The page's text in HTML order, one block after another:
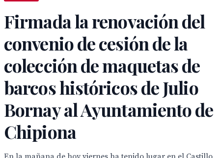
Firmada la renovación del
convenio de cesión de la
colección de maquetas de
barcos históricos de Julio
Bornay al Ayuntamiento de
Chipiona